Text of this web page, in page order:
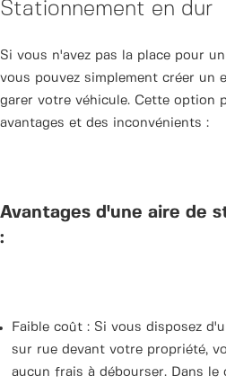
Stationnement en dur
Si vous n'avez pas la place pour
vous pouvez simplement créer un
garer votre véhicule. Cette option
avantages et des inconvénients :
Avantages d'une aire de
:
Faible coût : Si vous disposez
sur rue devant votre propriété,
aucun frais à débourser. Dans le